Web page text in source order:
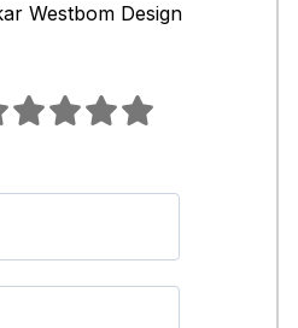
Westbom Design